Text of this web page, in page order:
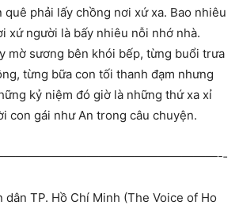
quê phải lấy chồng nơi xứ xa. Bao nhiêu
xứ người là bấy nhiêu nỗi nhớ nhà.
mờ sương bên khói bếp, từng buổi trưa
từng bữa con tối thanh đạm nhưng
kỷ niệm đó giờ là những thứ xa xỉ
con gái như An trong câu chuyện.
TP. Hồ Chí Minh (The Voice of Ho